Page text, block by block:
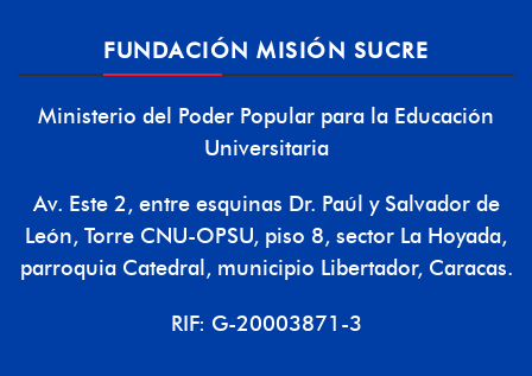
FUNDACIÓN MISIÓN SUCRE
Ministerio del Poder Popular para la Educación
Universitaria
Av. Este 2, entre esquinas Dr. Paúl y Salvador de
León, Torre CNU-OPSU, piso 8, sector La Hoyada,
parroquia Catedral, municipio Libertador, Caracas.
RIF: G-20003871-3